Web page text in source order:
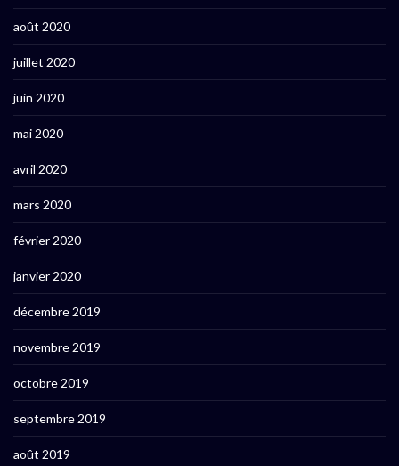
août 2020
juillet 2020
juin 2020
mai 2020
avril 2020
mars 2020
février 2020
janvier 2020
décembre 2019
novembre 2019
octobre 2019
septembre 2019
août 2019